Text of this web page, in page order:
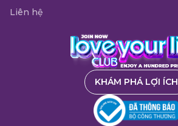
Liên hệ
KHÁM PHÁ LỢI ÍCH